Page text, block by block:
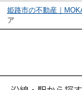
姫路市の不動産｜
ア